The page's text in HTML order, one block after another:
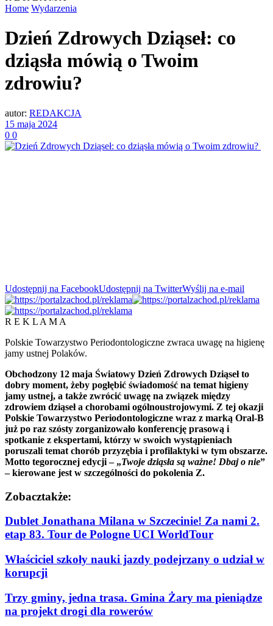
Home Wydarzenia
Dzień Zdrowych Dziąseł: co
dziąsła mówią o Twoim
zdrowiu?
autor: REDAKCJA
15 maja 2024
0 0
Udostępnij na FacebookUdostępnij na TwitterWyślij na e-mail
R E K L A M A
Polskie Towarzystwo Periodontologiczne zwraca uwagę na higienę
jamy ustnej Polaków.
Obchodzony 12 maja Światowy Dzień Zdrowych Dziąseł to
dobry moment, żeby pogłębić świadomość na temat higieny
jamy ustnej, a także zwrócić uwagę na związek między
zdrowiem dziąseł a chorobami ogólnoustrojowymi. Z tej okazji
Polskie Towarzystwo Periodontologiczne wraz z marką Oral-B
już po raz szósty zorganizowało konferencję prasową i
spotkanie z ekspertami, którzy w swoich wystąpieniach
poruszali temat chorób przyzębia i profilaktyki w tym obszarze.
Motto tegorocznej edycji – „Twoje dziąsła są ważne! Dbaj o nie”
– kierowane jest w szczególności do pokolenia Z.
Zobacztakże:
Dublet Jonathana Milana w Szczecinie! Za nami 2.
etap 83. Tour de Pologne UCI WorldTour
Właściciel szkoły nauki jazdy podejrzany o udział w
korupcji
Trzy gminy, jedna trasa. Gmina Żary ma pieniądze
na projekt drogi dla rowerów